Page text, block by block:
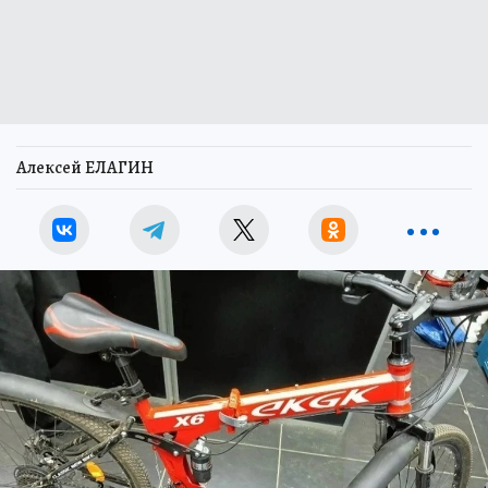
Алексей ЕЛАГИН